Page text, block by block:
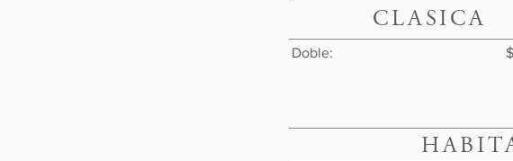
CLASICA
Doble: